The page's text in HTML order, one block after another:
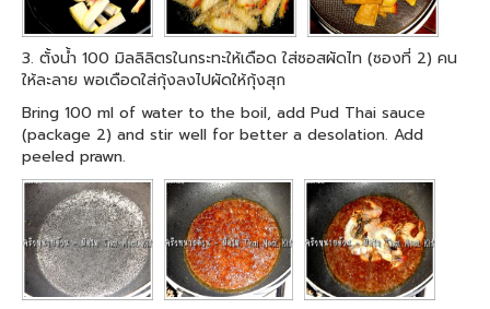
3. ตั้งน้ำ 100 มิลลิลิตรในกระทะให้เดือด ใส่ซอสผัดไท (ซองที่ 2) คน
ให้ละลาย พอเดือดใส่กุ้งลงไปผัดให้กุ้งสุก
Bring 100 ml of water to the boil, add Pud Thai sauce
(package 2) and stir well for better a desolation. Add
peeled prawn.